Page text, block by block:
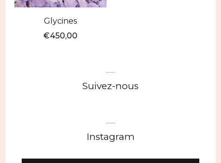
Glycines
€450,00
Suivez-nous
Instagram